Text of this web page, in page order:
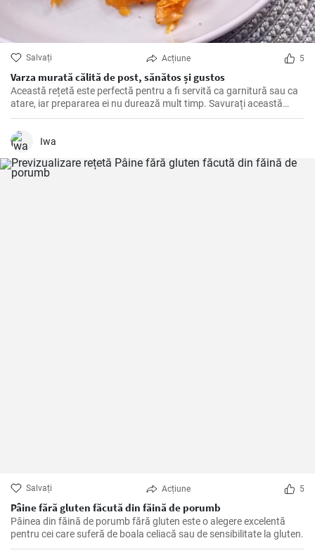
Salvați Acțiune 5
Varza murată călită de post, sănătos și gustos
Această rețetă este perfectă pentru a fi servită ca garnitură sau ca
atare, iar prepararea ei nu durează mult timp. Savurați această
varză călită alături de mâncăruri tradiționale și bucurați-vă de
gustul său deosebit!
Iwa
Salvați Acțiune 5
Pâine fără gluten făcută din făină de porumb
Pâinea din făină de porumb fără gluten este o alegere excelentă
pentru cei care suferă de boala celiacă sau de sensibilitate la gluten.